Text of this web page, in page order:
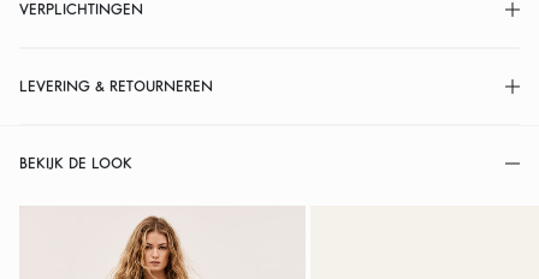
VERPLICHTINGEN
LEVERING & RETOURNEREN
BEKIJK DE LOOK